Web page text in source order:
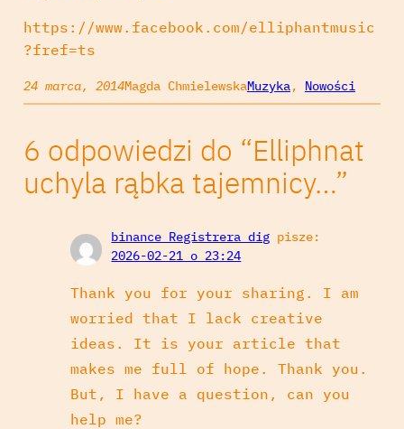
https://www.facebook.com/elliphantmusic
?fref=ts
24 marca, 2014Magda ChmielewskaMuzyka, Nowości
6 odpowiedzi do “Elliphnat
uchyla rąbka tajemnicy…”
binance Registrera dig pisze:
2026-02-21 o 23:24
Thank you for your sharing. I am
worried that I lack creative
ideas. It is your article that
makes me full of hope. Thank you.
But, I have a question, can you
help me?